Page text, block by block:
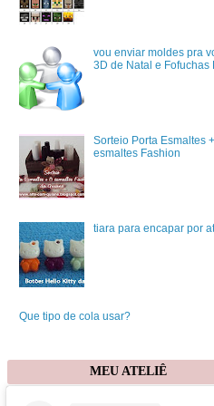
vou enviar moldes pra
3D de Natal e Fofuchas
Sorteio Porta Esmaltes
esmaltes Fashion
tiara para encapar por
Que tipo de cola usar?
MEU ATELIÊ